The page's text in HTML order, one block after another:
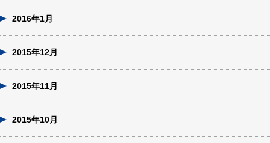
2016年1月
2015年12月
2015年11月
2015年10月